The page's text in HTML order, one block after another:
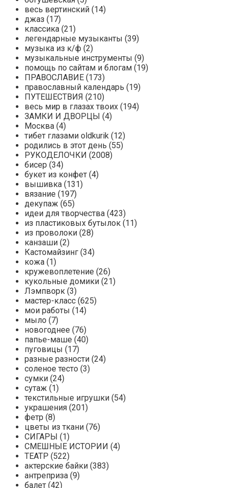
весь вертинский (14)
джаз (17)
классика (21)
легендарные музыканты (39)
музыка из к/ф (2)
музыкальные инструменты (9)
помощь по сайтам и блогам (19)
ПРАВОСЛАВИЕ (173)
православный календарь (19)
ПУТЕШЕСТВИЯ (210)
весь мир в глазах твоих (194)
ЗАМКИ И ДВОРЦЫ (4)
Москва (4)
тибет глазами oldkurik (12)
родились в этот день (55)
РУКОДЕЛОЧКИ (2008)
бисер (34)
букет из конфет (4)
вышивка (131)
вязание (197)
декупаж (65)
идеи для творчества (423)
из пластиковых бутылок (11)
из проволоки (28)
канзаши (2)
Кастомайзинг (34)
кожа (1)
кружевоплетение (26)
кукольные домики (21)
Лэмпворк (3)
мастер-класс (625)
мои работы (14)
мыло (7)
новогоднее (76)
папье-маше (40)
пуговицы (17)
разные разности (24)
соленое тесто (3)
сумки (24)
сутаж (1)
текстильные игрушки (54)
украшения (201)
фетр (8)
цветы из ткани (76)
СИГАРЫ (1)
СМЕШНЫЕ ИСТОРИИ (4)
ТЕАТР (522)
актерские байки (383)
антреприза (9)
балет (42)